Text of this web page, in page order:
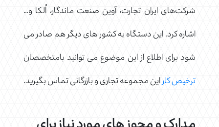
شرکت‌های ایران تجارت، آوین صنعت ماندگار، اُلکا و…
اشاره کرد. این دستگاه به کشور های دیگر هم صادر می
شود برای اطلاع از این موضوع می توانید بامتخصصان
ترخیص کاراین مجموعه تجاری و بازرگانی تماس بگیرید.